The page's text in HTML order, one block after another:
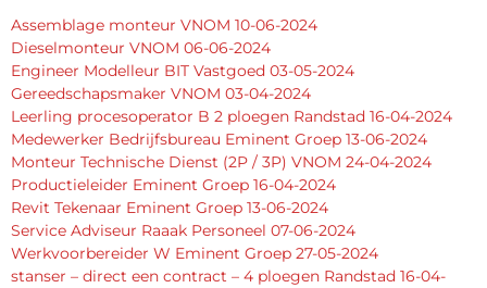
Assemblage monteur VNOM 10-06-2024
Dieselmonteur VNOM 06-06-2024
Engineer Modelleur BIT Vastgoed 03-05-2024
Gereedschapsmaker VNOM 03-04-2024
Leerling procesoperator B 2 ploegen Randstad 16-04-2024
Medewerker Bedrijfsbureau Eminent Groep 13-06-2024
Monteur Technische Dienst (2P / 3P) VNOM 24-04-2024
Productieleider Eminent Groep 16-04-2024
Revit Tekenaar Eminent Groep 13-06-2024
Service Adviseur Raaak Personeel 07-06-2024
Werkvoorbereider W Eminent Groep 27-05-2024
stanser – direct een contract – 4 ploegen Randstad 16-04-